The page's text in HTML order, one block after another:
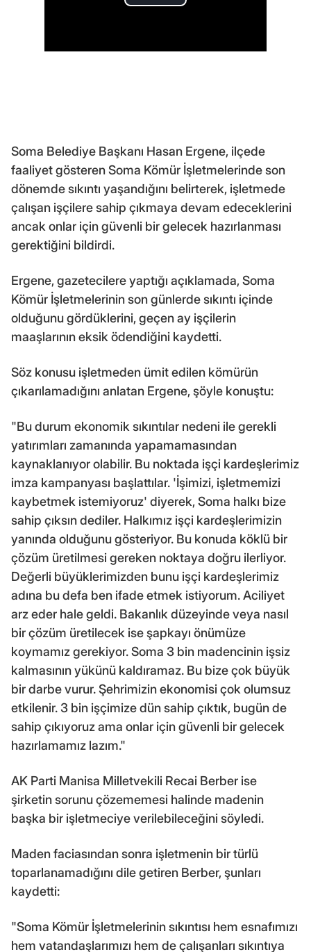
Soma Belediye Başkanı Hasan Ergene, ilçede
faaliyet gösteren Soma Kömür İşletmelerinde son
dönemde sıkıntı yaşandığını belirterek, işletmede
çalışan işçilere sahip çıkmaya devam edeceklerini
ancak onlar için güvenli bir gelecek hazırlanması
gerektiğini bildirdi.
Ergene, gazetecilere yaptığı açıklamada, Soma
Kömür İşletmelerinin son günlerde sıkıntı içinde
olduğunu gördüklerini, geçen ay işçilerin
maaşlarının eksik ödendiğini kaydetti.
Söz konusu işletmeden ümit edilen kömürün
çıkarılamadığını anlatan Ergene, şöyle konuştu:
"Bu durum ekonomik sıkıntılar nedeni ile gerekli
yatırımları zamanında yapamamasından
kaynaklanıyor olabilir. Bu noktada işçi kardeşlerimiz
imza kampanyası başlattılar. 'İşimizi, işletmemizi
kaybetmek istemiyoruz' diyerek, Soma halkı bize
sahip çıksın dediler. Halkımız işçi kardeşlerimizin
yanında olduğunu gösteriyor. Bu konuda köklü bir
çözüm üretilmesi gereken noktaya doğru ilerliyor.
Değerli büyüklerimizden bunu işçi kardeşlerimiz
adına bu defa ben ifade etmek istiyorum. Aciliyet
arz eder hale geldi. Bakanlık düzeyinde veya nasıl
bir çözüm üretilecek ise şapkayı önümüze
koymamız gerekiyor. Soma 3 bin madencinin işsiz
kalmasının yükünü kaldıramaz. Bu bize çok büyük
bir darbe vurur. Şehrimizin ekonomisi çok olumsuz
etkilenir. 3 bin işçimize dün sahip çıktık, bugün de
sahip çıkıyoruz ama onlar için güvenli bir gelecek
hazırlamamız lazım."
AK Parti Manisa Milletvekili Recai Berber ise
şirketin sorunu çözememesi halinde madenin
başka bir işletmeciye verilebileceğini söyledi.
Maden faciasından sonra işletmenin bir türlü
toparlanamadığını dile getiren Berber, şunları
kaydetti:
"Soma Kömür İşletmelerinin sıkıntısı hem esnafımızı
hem vatandaşlarımızı hem de çalışanları sıkıntıya